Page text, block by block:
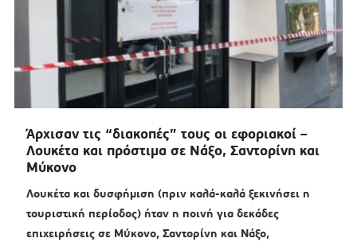
Άρχισαν τις “διακοπές” τους οι εφοριακοί –
Λουκέτα και πρόστιμα σε Νάξο, Σαντορίνη και
Μύκονο
Λουκέτα και δυσφήμιση (πριν καλά-καλά ξεκινήσει η
τουριστική περίοδος) ήταν η ποινή για δεκάδες
επιχειρήσεις σε Μύκονο, Σαντορίνη και Νάξο,